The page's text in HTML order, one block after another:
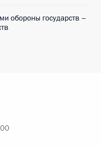
обороны государств –